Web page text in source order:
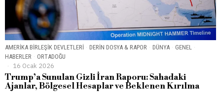
AMERIKA BIRLEŞIK DEVLETLERI · DERIN DOSYA & RAPOR · DÜNYA · GENEL ·
HABERLER · ORTADOĞU
16 Ocak 2026
Trump’a Sunulan Gizli İran Raporu: Sahadaki
Ajanlar, Bölgesel Hesaplar ve Beklenen Kırılma